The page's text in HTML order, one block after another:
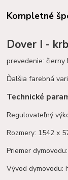
Kompletné
Dover I -
prevedenie:
Ďalšia farebná
Technické
Regulovateľný
Rozmery: 1542 x
Priemer
Vývod dymovodu: